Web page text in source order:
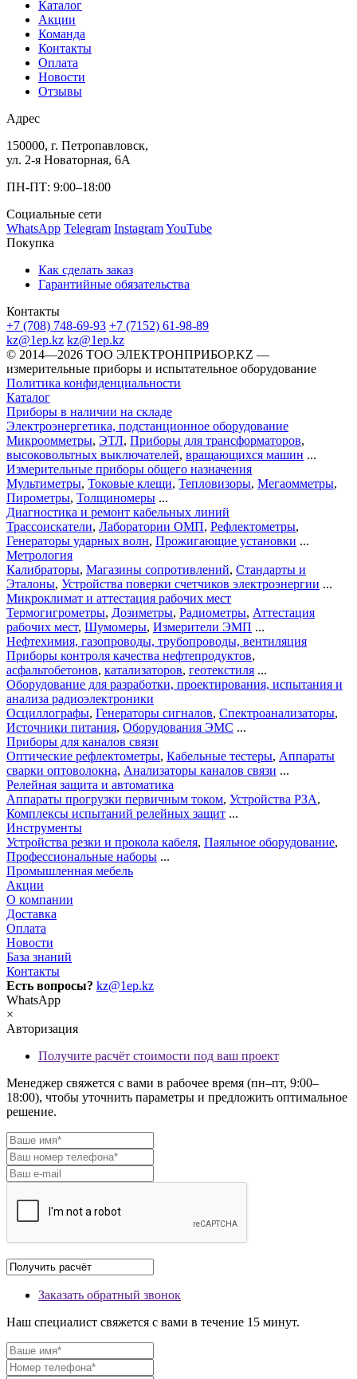
Каталог
Акции
Команда
Контакты
Оплата
Новости
Отзывы
Адрес
150000, г. Петропавловск,
ул. 2-я Новаторная, 6А
ПН-ПТ: 9:00–18:00
Социальные сети
WhatsApp Telegram InstagramYouTube
Покупка
Как сделать заказ
Гарантийные обязательства
Контакты
+7 (708) 748-69-93 +7 (7152) 61-98-89
kz@1ep.kz kz@1ep.kz
©️ 2014—2026 ТОО ЭЛЕКТРОНПРИБОР.KZ —
измерительные приборы и испытательное оборудование
Политика конфиденциальности
Каталог
Приборы в наличии на складе
Электроэнергетика, подстанционное оборудование
Микроомметры, ЭТЛ, Приборы для трансформаторов,
высоковольтных выключателей, вращающихся машин ...
Измерительные приборы общего назначения
Мультиметры, Токовые клещи, Тепловизоры, Мегаомметры,
Пирометры, Толщиномеры ...
Диагностика и ремонт кабельных линий
Трассоискатели, Лаборатории ОМП, Рефлектометры,
Генераторы ударных волн, Прожигающие установки ...
Метрология
Калибраторы, Магазины сопротивлений, Стандарты и
Эталоны, Устройства поверки счетчиков электроэнергии ...
Микроклимат и аттестация рабочих мест
Термогигрометры, Дозиметры, Радиометры, Аттестация
рабочих мест, Шумомеры, Измерители ЭМП ...
Нефтехимия, газопроводы, трубопроводы, вентиляция
Приборы контроля качества нефтепродуктов,
асфальтобетонов, катализаторов, геотекстиля ...
Оборудование для разработки, проектирования, испытания и
анализа радиоэлектроники
Осциллографы, Генераторы сигналов, Спектроанализаторы,
Источники питания, Оборудования ЭМС ...
Приборы для каналов связи
Оптические рефлектометры, Кабельные тестеры, Аппараты
сварки оптоволокна, Анализаторы каналов связи ...
Релейная защита и автоматика
Аппараты прогрузки первичным током, Устройства РЗА,
Комплексы испытаний релейных защит ...
Инструменты
Устройства резки и прокола кабеля, Паяльное оборудование,
Профессиональные наборы ...
Промышленная мебель
Акции
О компании
Доставка
Оплата
Новости
База знаний
Контакты
Есть вопросы? kz@1ep.kz
WhatsApp
×
Авторизация
Получите расчёт стоимости под ваш проект
Менеджер свяжется с вами в рабочее время (пн–пт, 9:00–
18:00), чтобы уточнить параметры и предложить оптимальное
решение.
Заказать обратный звонок
Наш специалист свяжется с вами в течение 15 минут.